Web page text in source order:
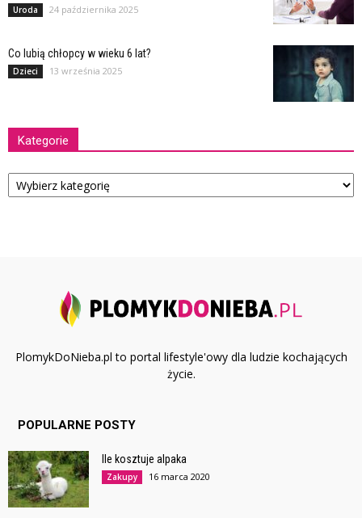
Uroda 24 października 2025
Co lubią chłopcy w wieku 6 lat?
Dzieci 13 września 2025
Kategorie
Kategorie
PlomykDoNieba.pl to portal lifestyle'owy dla ludzie kochających
życie.
POPULARNE POSTY
Ile kosztuje alpaka
Zakupy 16 marca 2020